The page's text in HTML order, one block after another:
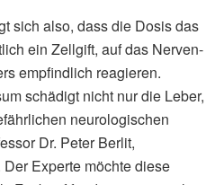
sich also, dass die Dosis das
ein Zellgift, auf das Nerven-
empfindlich reagieren.
schädigt nicht nur die Leber,
neurologischen
Dr. Peter Berlit,
Experte möchte diese